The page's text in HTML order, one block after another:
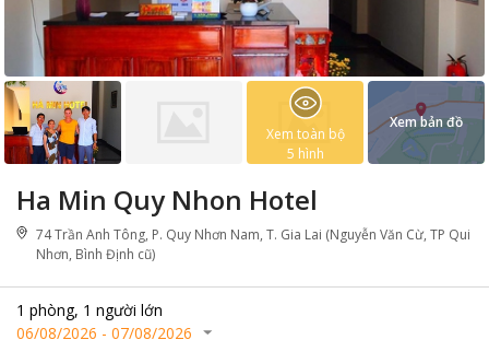
Ha Min Quy Nhon Hotel
74 Trần Anh Tông, P. Quy Nhơn Nam, T. Gia Lai (Nguyễn Văn Cừ, TP Qui
Nhơn, Bình Định cũ)
1 phòng, 1 người lớn
06/08/2026 - 07/08/2026
Xem toàn bộ
5 hình
Xem bản đồ